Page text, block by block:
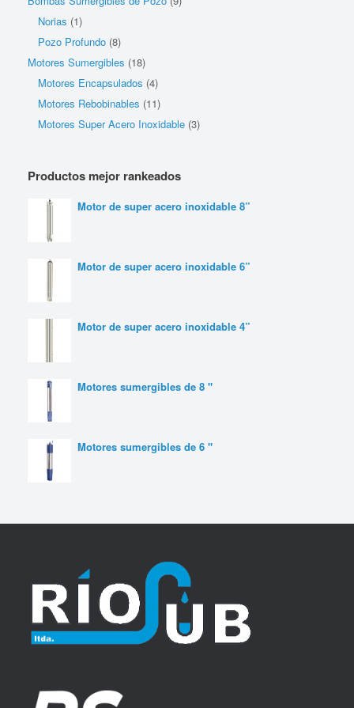
Norias (1)
Pozo Profundo (8)
Motores Sumergibles (18)
Motores Encapsulados (4)
Motores Rebobinables (11)
Motores Super Acero Inoxidable (3)
Productos mejor rankeados
Motor de super acero inoxidable 8”
Motor de super acero inoxidable 6”
Motor de super acero inoxidable 4”
Motores sumergibles de 8 "
Motores sumergibles de 6 "